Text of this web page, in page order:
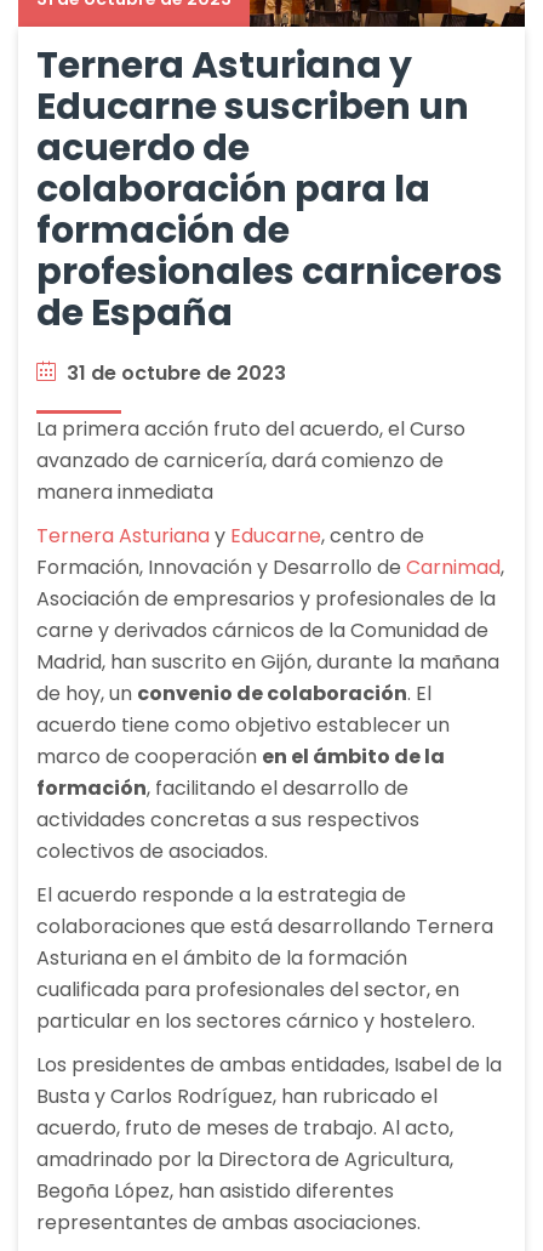
Ternera Asturiana y
Educarne suscriben un
acuerdo de
colaboración para la
formación de
profesionales carniceros
de España
31 de octubre de 2023
La primera acción fruto del acuerdo, el Curso
avanzado de carnicería, dará comienzo de
manera inmediata
Ternera Asturiana y Educarne, centro de
Formación, Innovación y Desarrollo de Carnimad,
Asociación de empresarios y profesionales de la
carne y derivados cárnicos de la Comunidad de
Madrid, han suscrito en Gijón, durante la mañana
de hoy, un convenio de colaboración. El
acuerdo tiene como objetivo establecer un
marco de cooperación en el ámbito de la
formación, facilitando el desarrollo de
actividades concretas a sus respectivos
colectivos de asociados.
El acuerdo responde a la estrategia de
colaboraciones que está desarrollando Ternera
Asturiana en el ámbito de la formación
cualificada para profesionales del sector, en
particular en los sectores cárnico y hostelero.
Los presidentes de ambas entidades, Isabel de la
Busta y Carlos Rodríguez, han rubricado el
acuerdo, fruto de meses de trabajo. Al acto,
amadrinado por la Directora de Agricultura,
Begoña López, han asistido diferentes
representantes de ambas asociaciones.